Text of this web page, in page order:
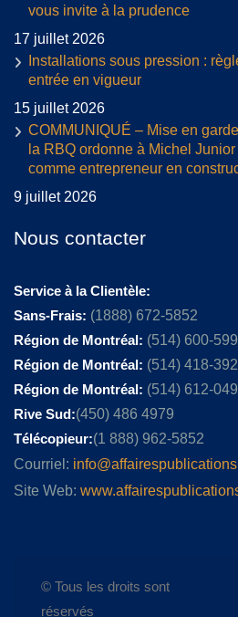
vous invite à la prudence
17 juillet 2026
Installations sous pression :
entrée en vigueur
15 juillet 2026
COMMUNIQUÉ – Mise en
la RBQ ordonne à Michel
comme entrepreneur en
9 juillet 2026
Nous contacter
Service à la Clientèle:
Sans-Frais: (1888) 672-5852
Région de Montréal: (514) 600-
Région de Montréal: (514) 418-
Région de Montréal: (514) 612-
Rive Sud:(450) 486 4979
Télécopieur:(1 888) 962-5852
Courriel:
Site Web:
© Tous les droits sont
réservés